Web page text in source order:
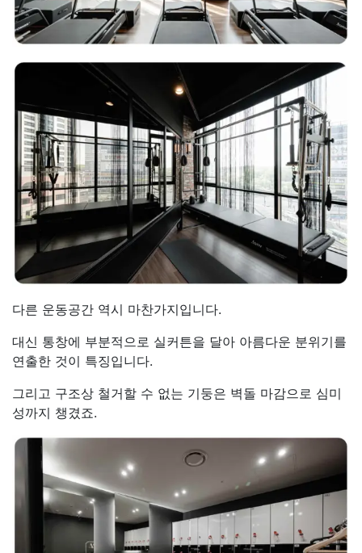
다른 운동공간 역시 마찬가지입니다.
대신 통창에 부분적으로 실커튼을 달아 아름다운 분위기를
연출한 것이 특징입니다.
그리고 구조상 철거할 수 없는 기둥은 벽돌 마감으로 심미
성까지 챙겼죠.